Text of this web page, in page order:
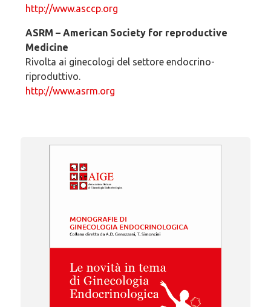
http://www.asccp.org
ASRM – American Society for reproductive
Medicine
Rivolta ai ginecologi del settore endocrino-
riproduttivo.
http://www.asrm.org